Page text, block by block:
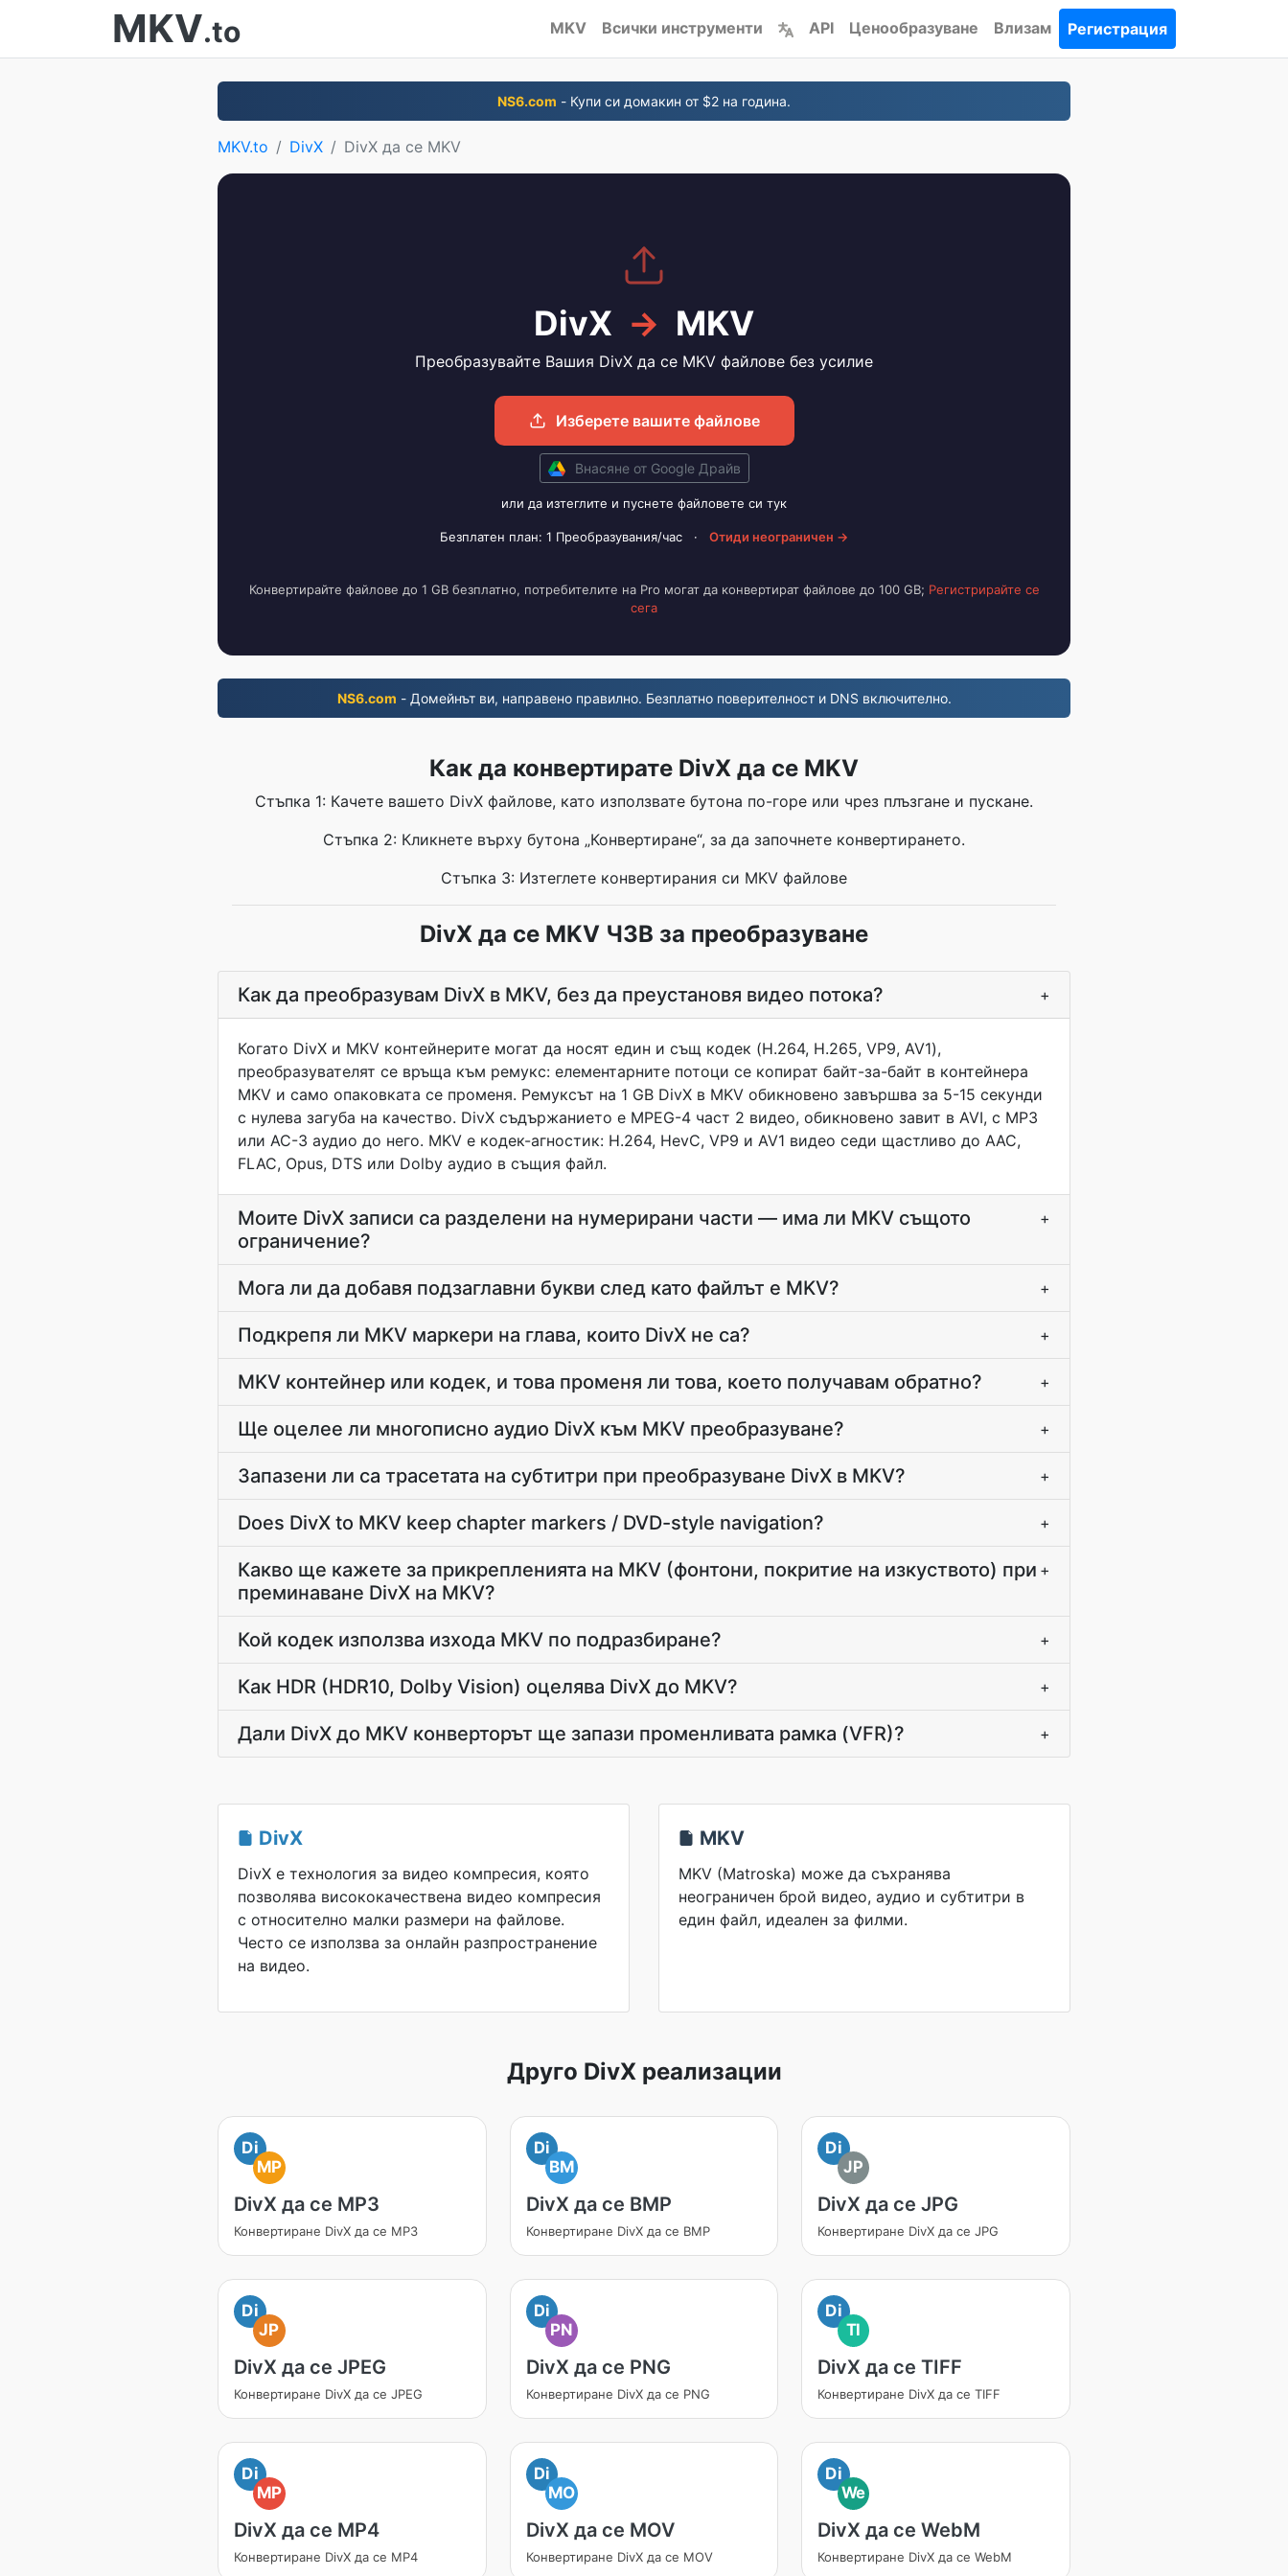
MKV.to MKV Всички инструменти API Ценообразуване Влизам Регистрация
NS6.com - Купи си домакин от $2 на година.
MKV.to DivX DivX да се MKV
DivX → MKV
Преобразувайте Вашия DivX да се MKV файлове без усилие
Изберете вашите файлове
Внасяне от Google Драйв
или да изтеглите и пуснете файловете си тук
Безплатен план: 1 Преобразувания/час · Отиди неограничен →
Конвертирайте файлове до 1 GB безплатно, потребителите на Pro могат да конвертират файлове до 100 GB; Регистрирайте се
сега
NS6.com - Домейнът ви, направено правилно. Безплатно поверителност и DNS включително.
Как да конвертирате DivX да се MKV
Стъпка 1: Качете вашето DivX файлове, като използвате бутона по-горе или чрез плъзгане и пускане.
Стъпка 2: Кликнете върху бутона „Конвертиране“, за да започнете конвертирането.
Стъпка 3: Изтеглете конвертирания си MKV файлове
DivX да се MKV ЧЗВ за преобразуване
Как да преобразувам DivX в MKV, без да преустановя видео потока? +
Когато DivX и MKV контейнерите могат да носят един и същ кодек (H.264, H.265, VP9, AV1),
преобразувателят се връща към ремукс: елементарните потоци се копират байт-за-байт в контейнера
MKV и само опаковката се променя. Ремуксът на 1 GB DivX в MKV обикновено завършва за 5-15 секунди
с нулева загуба на качество. DivX съдържанието е MPEG-4 част 2 видео, обикновено завит в AVI, с MP3
или AC-3 аудио до него. MKV е кодек-агностик: H.264, HevC, VP9 и AV1 видео седи щастливо до AAC,
FLAC, Opus, DTS или Dolby аудио в същия файл.
Моите DivX записи са разделени на нумерирани части — има ли MKV същото
ограничение?
+
Мога ли да добавя подзаглавни букви след като файлът е MKV? +
Подкрепя ли MKV маркери на глава, които DivX не са? +
MKV контейнер или кодек, и това променя ли това, което получавам обратно? +
Ще оцелее ли многописно аудио DivX към MKV преобразуване? +
Запазени ли са трасетата на субтитри при преобразуване DivX в MKV? +
Does DivX to MKV keep chapter markers / DVD-style navigation? +
Какво ще кажете за прикрепленията на MKV (фонтони, покритие на изкуството) при
преминаване DivX на MKV?
+
Кой кодек използва изхода MKV по подразбиране? +
Как HDR (HDR10, Dolby Vision) оцелява DivX до MKV? +
Дали DivX до MKV конверторът ще запази променливата рамка (VFR)? +
DivX
DivX е технология за видео компресия, която
позволява висококачествена видео компресия
с относително малки размери на файлове.
Често се използва за онлайн разпространение
на видео.
MKV
MKV (Matroska) може да съхранява
неограничен брой видео, аудио и субтитри в
един файл, идеален за филми.
Друго DivX реализации
Di
MP
DivX да се MP3
Конвертиране DivX да се MP3
Di
BM
DivX да се BMP
Конвертиране DivX да се BMP
Di
JP
DivX да се JPG
Конвертиране DivX да се JPG
Di
JP
DivX да се JPEG
Конвертиране DivX да се JPEG
Di
PN
DivX да се PNG
Конвертиране DivX да се PNG
Di
TI
DivX да се TIFF
Конвертиране DivX да се TIFF
Di
MP
DivX да се MP4
Конвертиране DivX да се MP4
Di
MO
DivX да се MOV
Конвертиране DivX да се MOV
Di
We
DivX да се WebM
Конвертиране DivX да се WebM